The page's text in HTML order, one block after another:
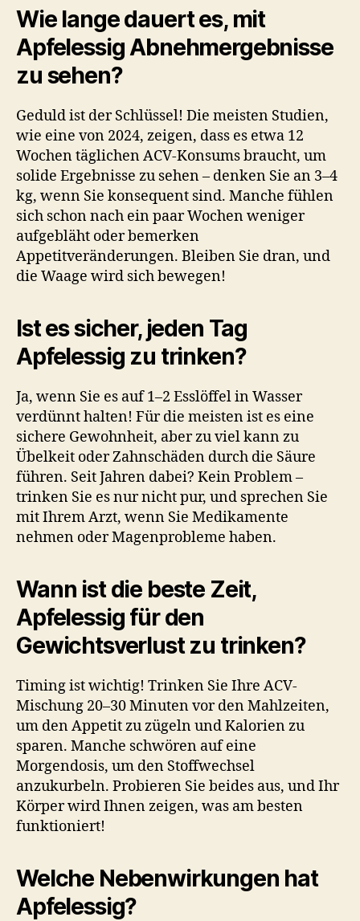
Wie lange dauert es, mit
Apfelessig Abnehmergebnisse
zu sehen?
Geduld ist der Schlüssel! Die meisten Studien,
wie eine von 2024, zeigen, dass es etwa 12
Wochen täglichen ACV-Konsums braucht, um
solide Ergebnisse zu sehen – denken Sie an 3–4
kg, wenn Sie konsequent sind. Manche fühlen
sich schon nach ein paar Wochen weniger
aufgebläht oder bemerken
Appetitveränderungen. Bleiben Sie dran, und
die Waage wird sich bewegen!
Ist es sicher, jeden Tag
Apfelessig zu trinken?
Ja, wenn Sie es auf 1–2 Esslöffel in Wasser
verdünnt halten! Für die meisten ist es eine
sichere Gewohnheit, aber zu viel kann zu
Übelkeit oder Zahnschäden durch die Säure
führen. Seit Jahren dabei? Kein Problem –
trinken Sie es nur nicht pur, und sprechen Sie
mit Ihrem Arzt, wenn Sie Medikamente
nehmen oder Magenprobleme haben.
Wann ist die beste Zeit,
Apfelessig für den
Gewichtsverlust zu trinken?
Timing ist wichtig! Trinken Sie Ihre ACV-
Mischung 20–30 Minuten vor den Mahlzeiten,
um den Appetit zu zügeln und Kalorien zu
sparen. Manche schwören auf eine
Morgendosis, um den Stoffwechsel
anzukurbeln. Probieren Sie beides aus, und Ihr
Körper wird Ihnen zeigen, was am besten
funktioniert!
Welche Nebenwirkungen hat
Apfelessig?